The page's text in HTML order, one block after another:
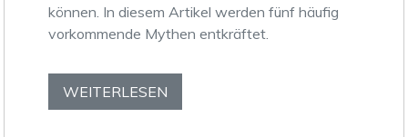
können. In diesem Artikel werden fünf häufig
vorkommende Mythen entkräftet.
WEITERLESEN